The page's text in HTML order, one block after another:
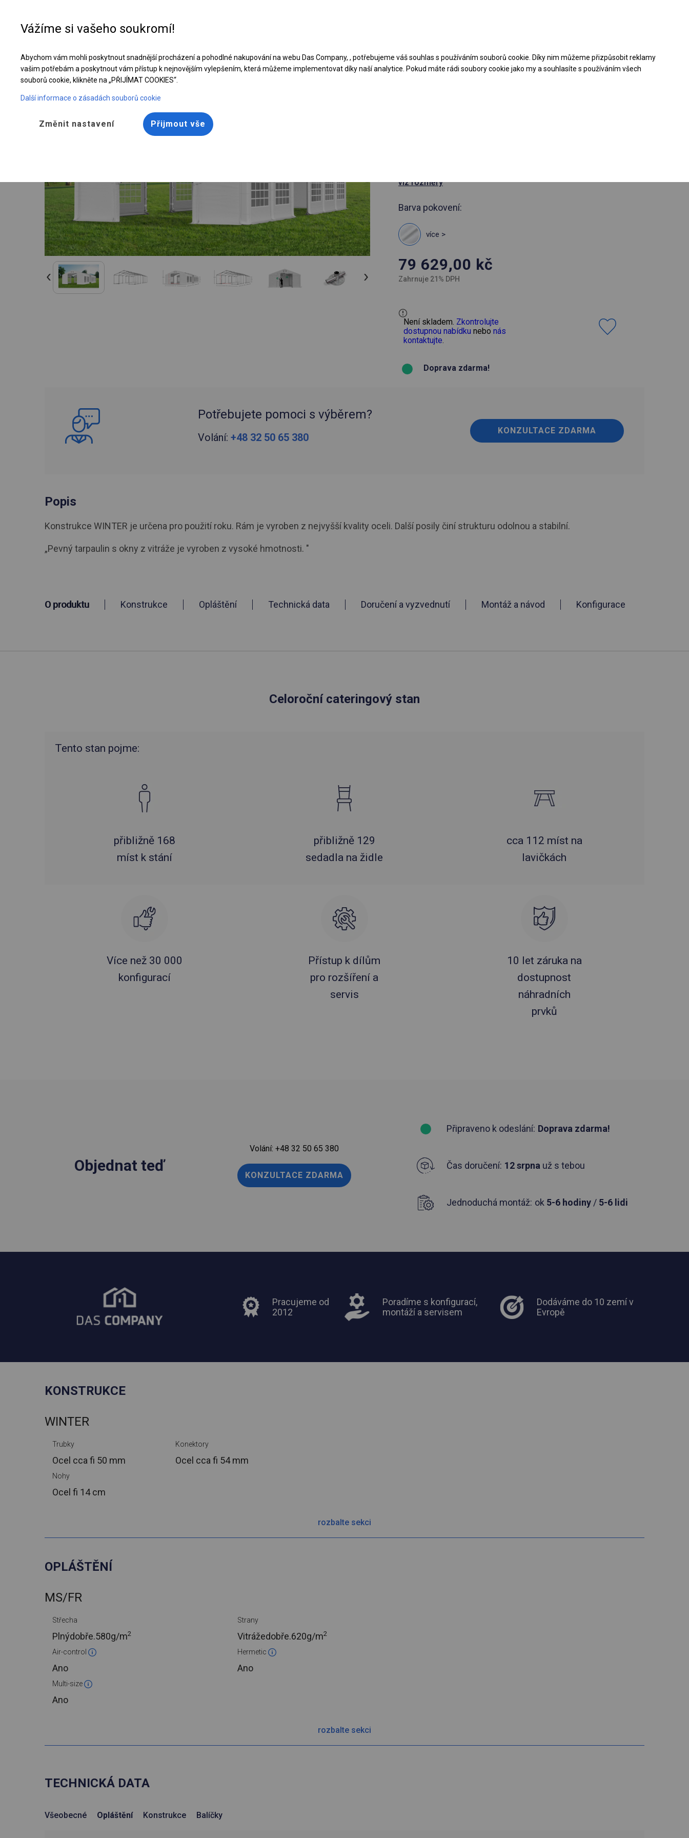
Celoroční cateringový stan | 6x14 m Stáhněte si nabídku PDF
viz rozměry
Barva pokovení:
více >
79 629,00 kč
Zahrnuje 21% DPH
Není skladem. Zkontrolujte
dostupnou nabídku nebo nás
kontaktujte.
Doprava zdarma!
Potřebujete pomoci s výběrem?
Volání: +48 32 50 65 380
KONZULTACE ZDARMA
Popis
Konstrukce WINTER je určena pro použití roku. Rám je vyroben z nejvyšší kvality oceli. Další posily činí strukturu odolnou a stabilní.
„Pevný tarpaulin s okny z vitráže je vyroben z vysoké hmotnosti. "
O produktu Konstrukce Opláštění Technická data Doručení a vyzvednutí Montáž a návod Konfigurace
Celoroční cateringový stan
Tento stan pojme:
přibližně 168
míst k stání
přibližně 129
sedadla na židle
cca 112 míst na
lavičkách
Více než 30 000
konfigurací
Přístup k dílům
pro rozšíření a
servis
10 let záruka na
dostupnost
náhradních
prvků
Objednat teď
Volání:+48 32 50 65 380
KONZULTACE ZDARMA
Připraveno k odeslání: Doprava zdarma!
Čas doručení: 12 srpnauž s tebou
Jednoduchá montáž: ok 5-6 hodiny/ 5-6 lidi
Pracujeme od
2012
Poradíme s konfigurací,
montáží a servisem
Dodáváme do 10 zemí v
Evropě
KONSTRUKCE
WINTER
Trubky
Ocel cca fi 50 mm
Konektory
Ocel cca fi 54 mm
Nohy
Ocel fi 14 cm
rozbalte sekci
OPLÁŠTĚNÍ
MS/FR
Střecha
Plnýdobře.580g/m2
Strany
Vitrážedobře.620g/m2
Air-control
Ano
Hermetic
Ano
Multi-size
Ano
rozbalte sekci
TECHNICKÁ DATA
Všeobecné Opláštění Konstrukce Balíčky
Vážíme si vašeho soukromí!
Abychom vám mohli poskytnout snadnější procházení a pohodlné nakupování na webu Das Company, , potřebujeme váš souhlas s používáním souborů cookie. Díky nim můžeme přizpůsobit reklamy
vašim potřebám a poskytnout vám přístup k nejnovějším vylepšením, která můžeme implementovat díky naší analytice. Pokud máte rádi soubory cookie jako my a souhlasíte s používáním všech
souborů cookie, klikněte na „PŘIJÍMAT COOKIES“.
Další informace o zásadách souborů cookie
Změnit nastavení Přijmout vše